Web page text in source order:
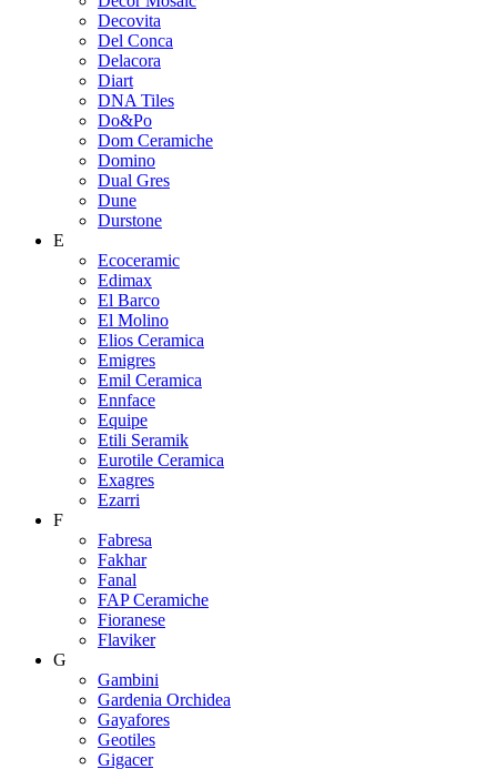
Decovita
Del Conca
Delacora
Diart
DNA Tiles
Do&Po
Dom Ceramiche
Domino
Dual Gres
Dune
Durstone
E
Ecoceramic
Edimax
El Barco
El Molino
Elios Ceramica
Emigres
Emil Ceramica
Ennface
Equipe
Etili Seramik
Eurotile Ceramica
Exagres
Ezarri
F
Fabresa
Fakhar
Fanal
FAP Ceramiche
Fioranese
Flaviker
G
Gambini
Gardenia Orchidea
Gayafores
Geotiles
Gigacer